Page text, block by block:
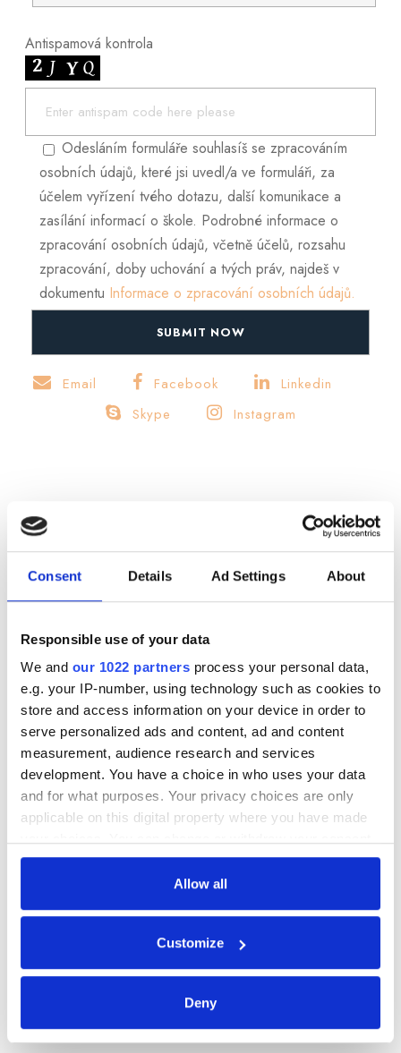
Consent Details Ad Settings About
Responsible use of your data
We and our 1022 partners process your personal data,
e.g. your IP-number, using technology such as cookies to
store and access information on your device in order to
serve personalized ads and content, ad and content
measurement, audience research and services
development. You have a choice in who uses your data
and for what purposes. Your privacy choices are only
applicable on this digital property where you have made
any time from the Cookie Declaration or by clicking on
Collect information about your geographical
location which can be accurate to within several
Identify your device by actively scanning it for
Allow all
Customize
Deny
Antispamová kontrola
Odesláním formuláře souhlasíš se zpracováním
osobních údajů, které jsi uvedl/a ve formuláři, za
účelem vyřízení tvého dotazu, další komunikace a
zasílání informací o škole. Podrobné informace o
zpracování osobních údajů, včetně účelů, rozsahu
zpracování, doby uchování a tvých práv, najdeš v
dokumentu Informace o zpracování osobních údajů.
Email Facebook
Linkedin
Skype
Instagram
KONTAKTNÍ ÚDAJE
Malostranské náměstí 266/5
110 00 Praha 1 – Malá Strana
IČO: 25787527
DIČ: CZ25787527
+420 222 710 187
info@praguefilminstitute.cz
KDE NÁS NAJDEŠ